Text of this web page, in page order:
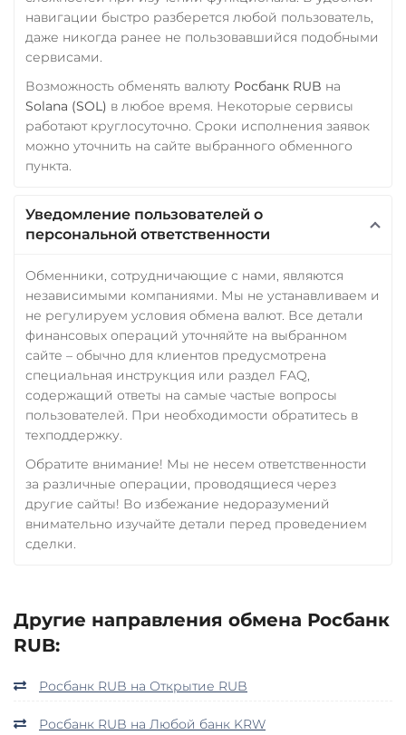
навигации быстро разберется любой пользователь,
даже никогда ранее не пользовавшийся подобными
сервисами.
Возможность обменять валюту Росбанк RUB на
Solana (SOL) в любое время. Некоторые сервисы
работают круглосуточно. Сроки исполнения заявок
можно уточнить на сайте выбранного обменного
пункта.
Уведомление пользователей о
персональной ответственности
Обменники, сотрудничающие с нами, являются
независимыми компаниями. Мы не устанавливаем и
не регулируем условия обмена валют. Все детали
финансовых операций уточняйте на выбранном
сайте – обычно для клиентов предусмотрена
специальная инструкция или раздел FAQ,
содержащий ответы на самые частые вопросы
пользователей. При необходимости обратитесь в
техподдержку.
Обратите внимание! Мы не несем ответственности
за различные операции, проводящиеся через
другие сайты! Во избежание недоразумений
внимательно изучайте детали перед проведением
сделки.
Другие направления обмена Росбанк
RUB:
Росбанк RUB на Открытие RUB
Росбанк RUB на Любой банк KRW